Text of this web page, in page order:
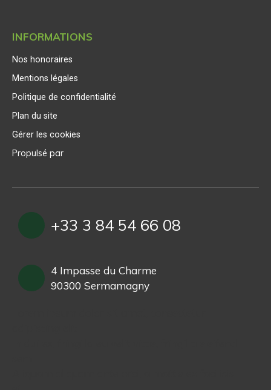
INFORMATIONS
Nos honoraires
Mentions légales
Politique de confidentialité
Plan du site
Gérer les cookies
Propulsé par
+33 3 84 54 66 08
4 Impasse du Charme
90300 Sermamagny